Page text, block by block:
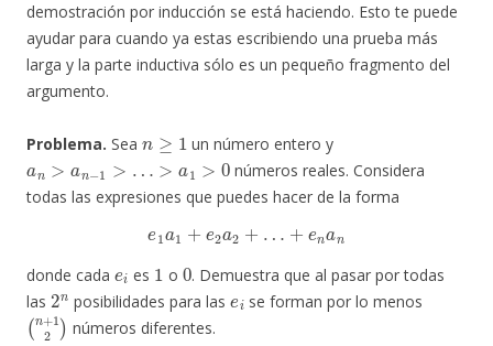
demostración por inducción se está haciendo. Esto te puede
ayudar para cuando ya estas escribiendo una prueba más
larga y la parte inductiva sólo es un pequeño fragmento del
argumento.
Problema. Sea un número entero y
a n>an−1>…> a1> 0
números reales. Considera
todas las expresiones que puedes hacer de la forma
e1a1 +e2a 2+ +ena n
donde cada es o
0
. Demuestra que al pasar por todas
las
2n
posibilidades para las
ei
se forman por lo menos
(n+1 2)
números diferentes.